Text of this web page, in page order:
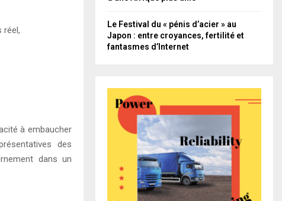
réel,
à embaucher
des
dans un
Le Festival du « pénis d’acier » au
Japon : entre croyances, fertilité et
fantasmes d’Internet